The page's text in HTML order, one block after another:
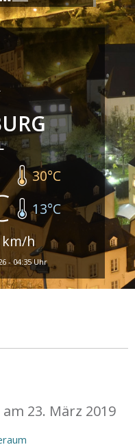
30°C
13°C
km/h
- 04:35 Uhr
23. März 2019